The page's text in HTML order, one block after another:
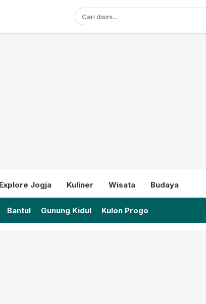
Explore Jogja Kuliner Wisata Budaya
Bantul Gunung Kidul Kulon Progo